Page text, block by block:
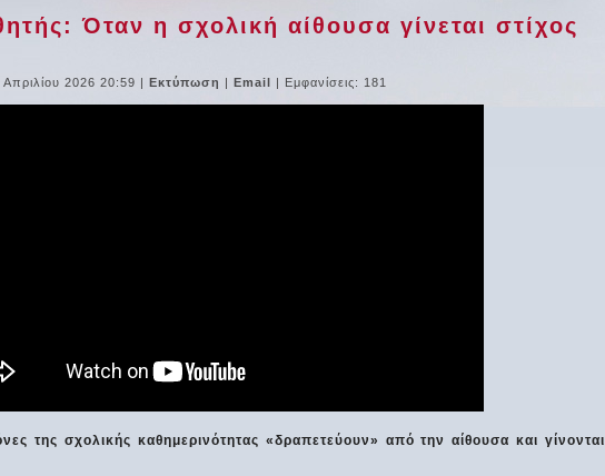
Όταν η σχολική αίθουσα γίνεται στίχος
2026 20:59 | Εκτύπωση | Email | Εμφανίσεις: 181
της σχολικής καθημερινότητας «δραπετεύουν» από την αίθουσα και γίνονται